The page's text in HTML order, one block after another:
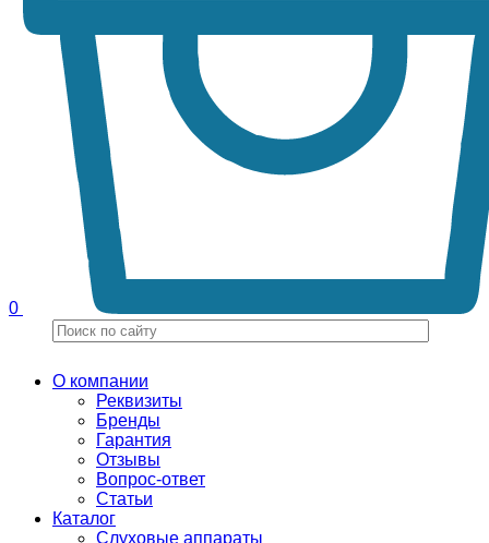
0
О компании
Реквизиты
Бренды
Гарантия
Отзывы
Вопрос-ответ
Статьи
Каталог
Слуховые аппараты